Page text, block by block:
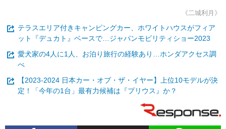
《二城利月》
テラスエリア付きキャンピングカー、ホワイトハウスがフィア
ット『デュカト』ベースで…ジャパンモビリティショー2023
愛犬家の4人に1人、お泊り旅行の経験あり…ホンダアクセス調
べ
【2023-2024 日本カー・オブ・ザ・イヤー】上位10モデルが決
定！「今年の1台」最有力候補は『プリウス』か？